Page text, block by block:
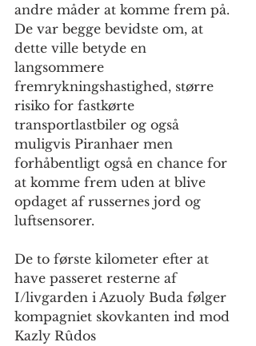
andre måder at komme frem på.
De var begge bevidste om, at
dette ville betyde en
langsommere
fremrykningshastighed, større
risiko for fastkørte
transportlastbiler og også
muligvis Piranhaer men
forhåbentligt også en chance for
at komme frem uden at blive
opdaget af russernes jord og
luftsensorer.
De to første kilometer efter at
have passeret resterne af
I/livgarden i Azuoly Buda følger
kompagniet skovkanten ind mod
Kazly Rûdos